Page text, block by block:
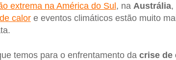
extrema na América do Sul, na Austrália,
calore eventos climáticos estão muito
temos para o enfrentamento da crise de